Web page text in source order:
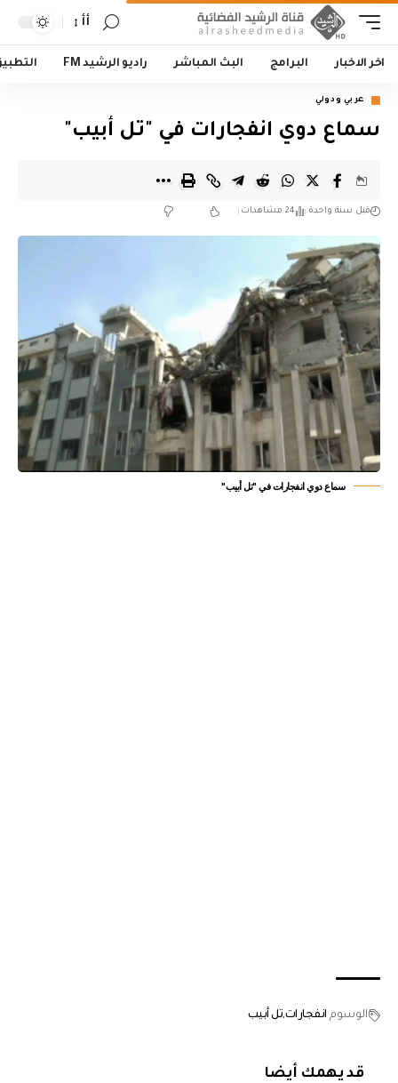
أأ
اخر الاخبار البرامج البث المباشر راديو الرشيد FM
عربي ودولي
سماع دوي انفجارات في "تل أبيب"
قبل سنة واحدة 24 مشاهدات
سماع دوي انفجارات في "تل أبيب"
الوسوم انفجاراتتل أبيب
قد يهمك أيضا